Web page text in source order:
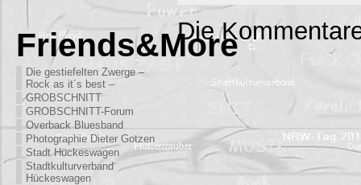
Friends&More
Die gestiefelten Zwerge –
Rock as it´s best –
GROBSCHNITT
GROBSCHNITT-Forum
Overback Bluesband
Photographie Dieter Gotzen
Stadt Hückeswagen
Stadtkulturverband
Hückeswagen
Die